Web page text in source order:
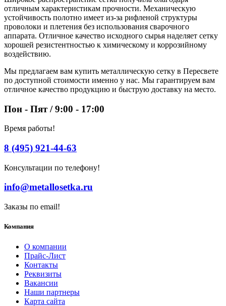
отличным характеристикам прочности. Механическую
устойчивость полотно имеет из-за рифленой структуры
проволоки и плетения без использования сварочного
аппарата. Отличное качество исходного сырья наделяет сетку
хорошей резистентностью к химическому и коррозийному
воздействию.
Мы предлагаем вам купить металлическую сетку в Пересвете
по доступной стоимости именно у нас. Мы гарантируем вам
отличное качество продукцию и быструю доставку на место.
Пон - Пят / 9:00 - 17:00
Время работы!
8 (495) 921-44-63
Консультации по телефону!
info@metallosetka.ru
Заказы по email!
Компания
О компании
Прайс-Лист
Контакты
Реквизиты
Вакансии
Наши партнеры
Карта сайта